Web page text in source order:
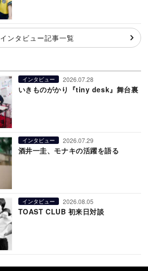
インタビュー記事一覧
インタビュー 2026.07.28
いきものがかり『tiny desk』舞台裏
インタビュー 2026.07.29
酒井一圭、モナキの活躍を語る
インタビュー 2026.08.05
TOAST CLUB 初来日対談